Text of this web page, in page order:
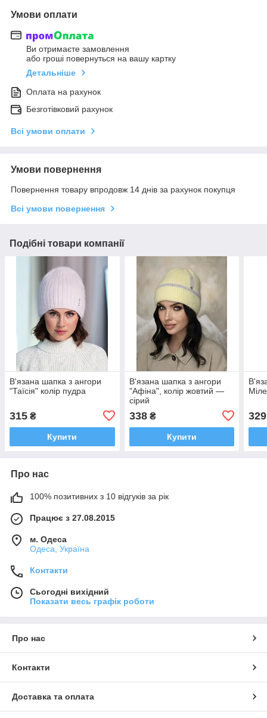
Умови оплати
Ви отримаєте замовлення
або гроші повернуться на вашу картку
Детальніше
Оплата на рахунок
Безготівковий рахунок
Всі умови оплати
Умови повернення
Повернення товару впродовж 14 днів за рахунок покупця
Всі умови повернення
Подібні товари компанії
В'язана шапка з ангори
"Таїсія" колір пудра
315 ₴
Купити
В'язана шапка з ангори
"Афіна", колір жовтий —
сірий
338₴
Купити
329
Про нас
100% позитивних з 10 відгуків за рік
Працює з 27.08.2015
м. Одеса
Одеса, Україна
Контакти
Сьогодні вихідний
Показати весь графік роботи
Про нас
Контакти
Доставка та оплата